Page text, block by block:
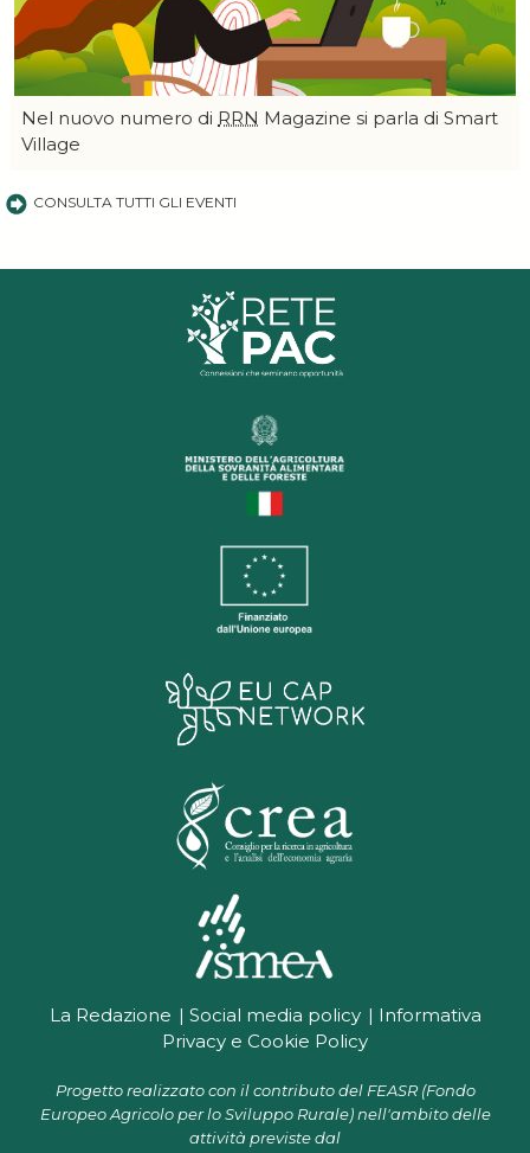
Nel nuovo numero di RRN Magazine si parla di Smart
Village
CONSULTA TUTTI GLI EVENTI
La Redazione Social media policy
Informativa
Privacy e Cookie Policy
Progetto realizzato con il contributo del FEASR (Fondo
Europeo Agricolo per lo Sviluppo Rurale) nell'ambito delle
attività previste dal